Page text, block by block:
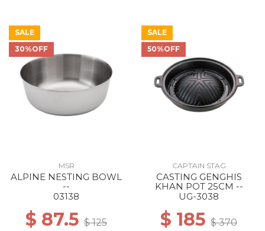
SALE
30%OFF
MSR
ALPINE NESTING BOWL
--
03138
$ 87.5 $ 125
SALE
50%OFF
CAPTAIN STAG
CASTING GENGHIS
KHAN POT 25CM --
UG-3038
$ 185 $ 370